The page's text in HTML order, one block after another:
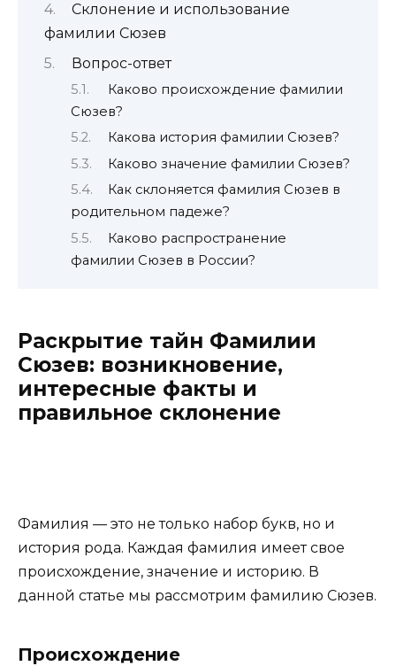
Склонение и использование
фамилии Сюзев
Вопрос-ответ
Каково происхождение фамилии
Сюзев?
Какова история фамилии Сюзев?
Каково значение фамилии Сюзев?
Как склоняется фамилия Сюзев в
родительном падеже?
Каково распространение
фамилии Сюзев в России?
Раскрытие тайн Фамилии
Сюзев: возникновение,
интересные факты и
правильное склонение
Фамилия — это не только набор букв, но и
история рода. Каждая фамилия имеет свое
происхождение, значение и историю. В
данной статье мы рассмотрим фамилию Сюзев.
Происхождение